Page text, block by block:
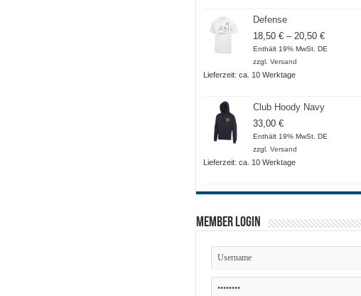
Defense
18,50 € – 20,50 €
18,50 €
Enthält 19% MwSt. DE
zzgl. Versand
Lieferzeit: ca. 10 Werktage
Club Hoody Navy
33,00 €
Enthält 19% MwSt. DE
zzgl. Versand
Lieferzeit: ca. 10 Werktage
Member Login